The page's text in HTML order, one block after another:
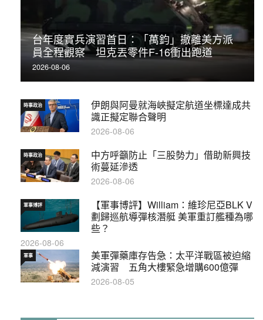
台年度實兵演習首日：「萬鈞」撤離美方派
員全程觀察 坦克丟零件F-16衝出跑道
2026-08-06
伊朗與阿曼就海峽擬定航道坐標達成共
識正擬定聯合聲明
時事政治
2026-08-06
中方呼籲防止「三股勢力」借助新興技
術蔓延滲透
時事政治
2026-08-06
【軍事博評】William：維珍尼亞BLK V
劃歸巡航導彈核潛艇 美軍重訂艦種為哪
些？
軍事博評
2026-08-06
美軍彈藥庫存告急：太平洋戰區被迫縮
減演習 五角大樓緊急增購600億彈
軍事
2026-08-05